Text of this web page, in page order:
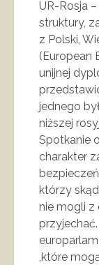
UR-Rosja
struktury,
z Polski,
(European
unijnej
jednego
niższej
Spotkanie
charakter
którzy
nie mogli
,które